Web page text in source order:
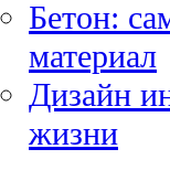
Бетон:
материал
Дизайн
жизни